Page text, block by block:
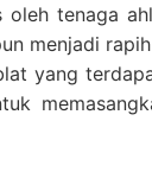
tenaga
menjadi
yang